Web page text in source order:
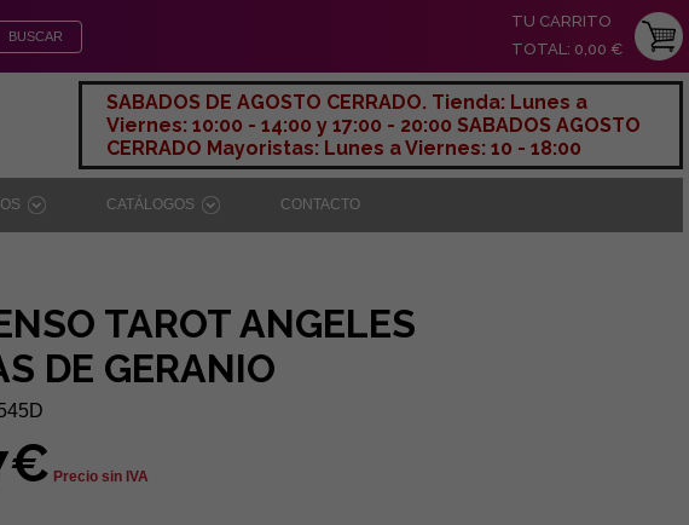
TU CARRITO
TOTAL: 0,00 €
SABADOS DE AGOSTO CERRADO. Tienda: Lunes a
Viernes: 10:00 - 14:00 y 17:00 - 20:00 SABADOS AGOSTO
CERRADO Mayoristas: Lunes a Viernes: 10 - 18:00
CATÁLOGOS CONTACTO
TAROT ANGELES
DE GERANIO
Precio sin IVA